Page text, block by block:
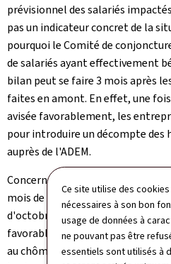
Ce site utilise des
nécessaires à son bon
usage de données à
ne pouvant pas être
essentiels sont utilisés à
prévisionnel des salariés
pas un indicateur concret de la
pourquoi le Comité de
de salariés ayant effectivement
bilan peut se faire 3 mois après
faites en amont. En effet, une
avisée favorablement, les
pour introduire un décompte des
auprès de l'ADEM.
Concernant donc, les demandes
mois de novembre 2024, avisées
d'octobre 2024, sur les 67
favorablement, 46 d'entre elles
au chômage partiel. 3 dossiers